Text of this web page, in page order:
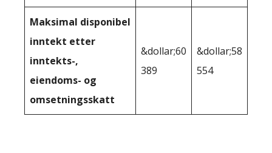
Maksimal disponibel
inntekt etter
inntekts-,
eiendoms- og
omsetningsskatt
&dollar;60
389
&dollar;58
554